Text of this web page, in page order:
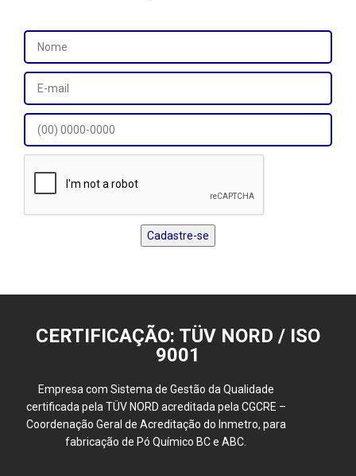
CERTIFICAÇÃO: TÜV NORD / ISO
9001
Empresa com Sistema de Gestão da Qualidade
certificada pela TÜV NORD acreditada pela CGCRE –
Coordenação Geral de Acreditação do Inmetro, para
fabricação de Pó Químico BC e ABC.